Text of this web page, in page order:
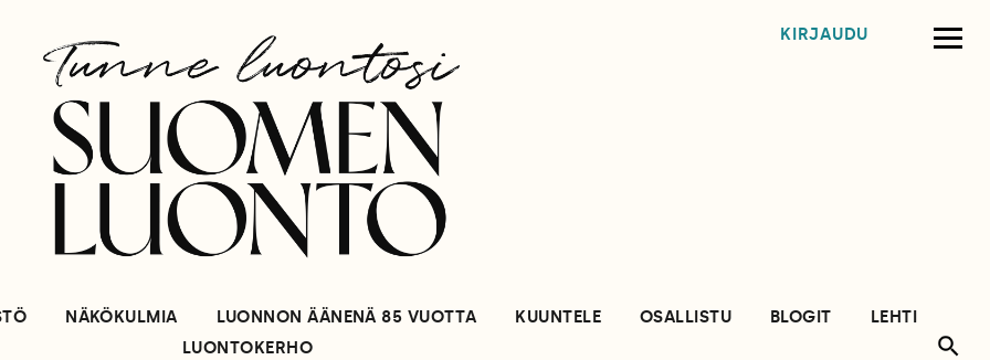
KIRJAUDU
NÄKÖKULMIA LUONNON ÄÄNENÄ 85 VUOTTA KUUNTELE OSALLISTU BLOGIT
LEHTI
LUONTOKERHO